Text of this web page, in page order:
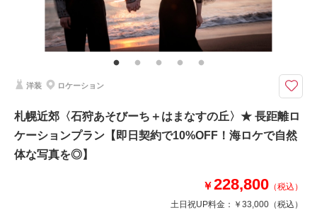
その他含むもの
移動費・アテンド・アートブーケレンタル・Yシャツレンタル・シューズレ
ンタル・クリーニング
Phtorait限定『CLESTA(A6サイズ)』プレゼント中！有名な京都伏見稲荷大
社の分社。歴史ある神社や鳥居と共に撮影可能！
✔︎追加料金なし！和洋のチョイス自由な衣装1着
✔︎撮影データ色味補正付き！
このプランで撮影可能な撮影レポート
洋装 ロケーション
札幌近郊〈石狩あそびーち＋はまなすの丘〉★ 長距離ロ
ケーションプラン【即日契約で10%OFF！海ロケで自然
体な写真を◎】
￥228,800 （税込）
土日祝UP料金： ￥33,000 （税込）